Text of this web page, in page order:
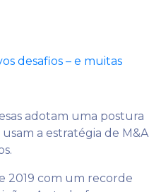
adotam uma postura
a estratégia de M&A
2019 com um recorde